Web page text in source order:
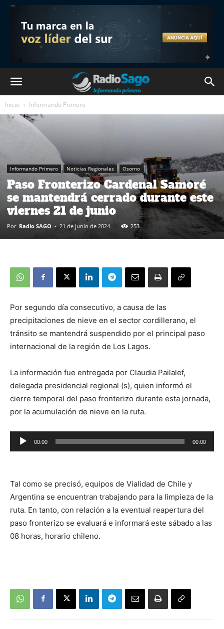
Inicio Informando Primero
Informando Primero Noticias Regionales Osorno
Paso Fronterizo Cardenal Samoré
se mantendrá cerrado durante este
viernes 21 de junio
Por Radio SAGO - 21 de junio de 2024 253
Por segundo día consecutivo, a causa de las
precipitaciones de nieve en el sector cordillerano, el
tránsito se mantendrá suspendido por el principal paso
internacional de la región de Los Lagos.
La información fue entregada por Claudia Pailalef,
delegada presidencial regional (s), quien informó el
cierre temporal del paso fronterizo durante esta jornada,
por la acumulación de nieve en la ruta.
Reproductor
de
00:00 00:00
Tal como se precisó, equipos de Vialidad de Chile y
Argentina se encuentran trabajando para la limpieza de la
ruta. En tanto, con relación a la eventual reapertura del
paso fronterizo se evaluará e informará este sábado a las
08 horas, horario chileno.